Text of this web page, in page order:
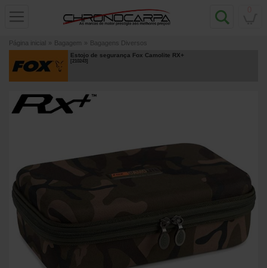
Página inicial » Bagagem » Bagagens Diversos
Estojo de segurança Fox Camolite RX+
[210243]